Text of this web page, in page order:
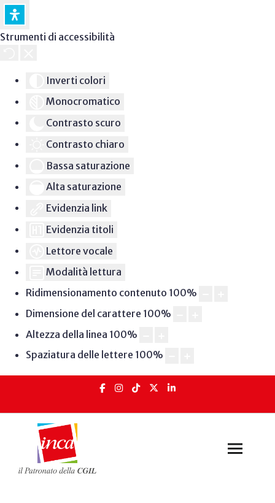
Strumenti di accessibilità
Inverti colori
Monocromatico
Contrasto scuro
Contrasto chiaro
Bassa saturazione
Alta saturazione
Evidenzia link
Evidenzia titoli
Lettore vocale
Modalità lettura
Ridimensionamento contenuto 100%
Dimensione del carattere 100%
Altezza della linea 100%
Spaziatura delle lettere 100%